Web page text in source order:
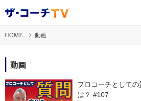
HOME 動画
動画
プロコーチとして
は？ #107